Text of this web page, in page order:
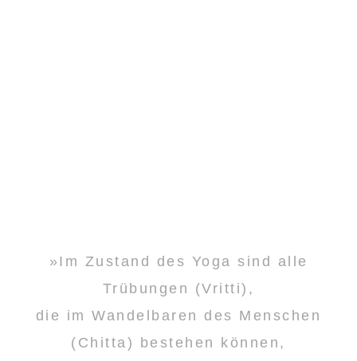
»Im Zustand des Yoga sind alle
Trübungen (Vritti),
die im Wandelbaren des Menschen
(Chitta) bestehen können,